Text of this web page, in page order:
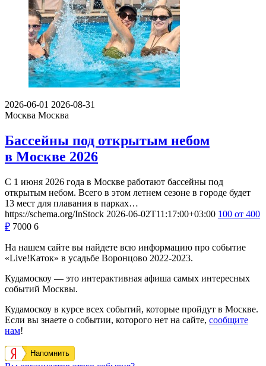
2026-06-01 2026-08-31
Москва Москва
Бассейны под открытым небом
в Москве 2026
С 1 июня 2026 года в Москве работают бассейны под
открытым небом. Всего в этом летнем сезоне в городе будет
13 мест для плавания в парках…
https://schema.org/InStock 2026-06-02T11:17:00+03:00 100 от 400
₽ 7000 6
На нашем сайте вы найдете всю информацию про событие
«Live!Каток» в усадьбе Воронцово 2022-2023.
Кудамоскоу — это интерактивная афиша самых интересных
событий Москвы.
Кудамоскоу в курсе всех событий, которые пройдут в Москве.
Если вы знаете о событии, которого нет на сайте, сообщите
нам!
Напомнить